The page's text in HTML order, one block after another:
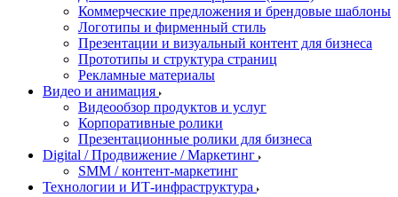
Коммерческие предложения и брендовые шаблоны
Логотипы и фирменный стиль
Презентации и визуальный контент для бизнеса
Прототипы и структура страниц
Рекламные материалы
Видео и анимация
Видеообзор продуктов и услуг
Корпоративные ролики
Презентационные ролики для бизнеса
Digital / Продвижение / Маркетинг
SMM / контент-маркетинг
Технологии и ИТ-инфраструктура